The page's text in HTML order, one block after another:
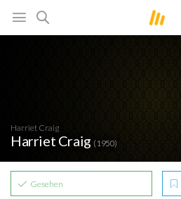
Harriet Craig
Harriet Craig (1950)
Gesehen